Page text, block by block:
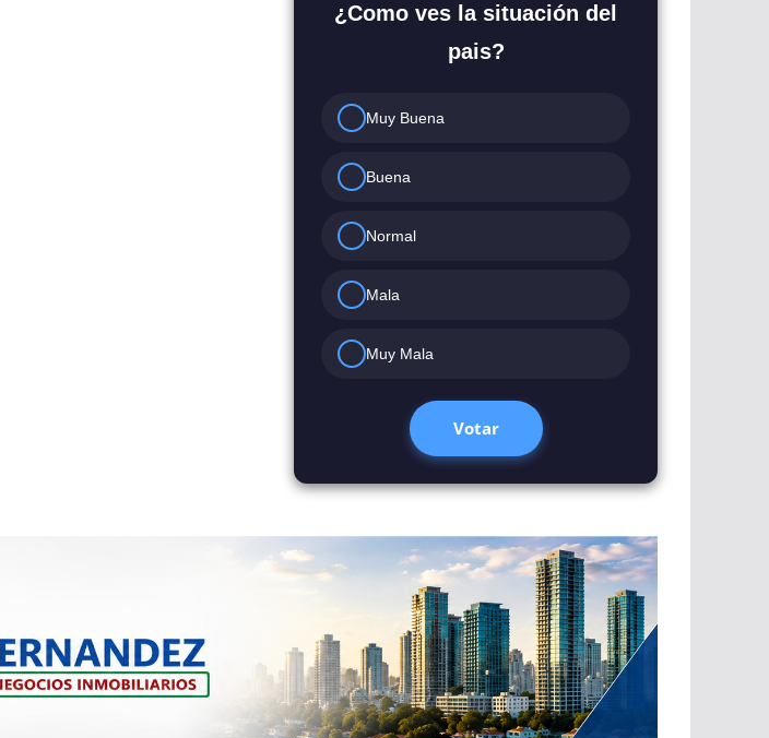
¿Como ves la situación del
pais?
Muy Buena
Buena
Normal
Mala
Muy Mala
Votar